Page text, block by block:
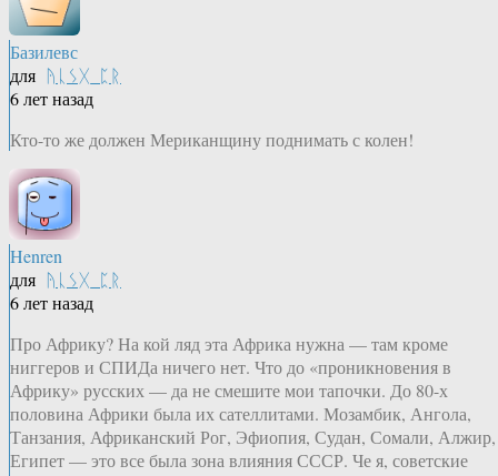
Базилевс
для ᚤᚳᛊᚷ_ᛈᚱ
6 лет назад
Кто-то же должен Мериканщину поднимать с колен!
Henren
для ᚤᚳᛊᚷ_ᛈᚱ
6 лет назад
Про Африку? На кой ляд эта Африка нужна — там кроме
ниггеров и СПИДа ничего нет. Что до «проникновения в
Африку» русских — да не смешите мои тапочки. До 80-х
половина Африки была их сателлитами. Мозамбик, Ангола,
Танзания, Африканский Рог, Эфиопия, Судан, Сомали, Алжир,
Египет — это все была зона влияния СССР. Че я, советские